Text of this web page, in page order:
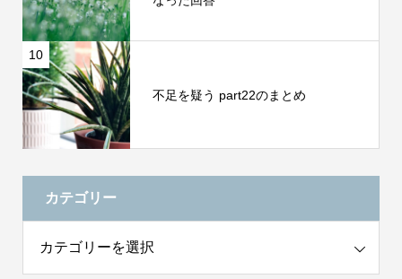
10
不足を疑う part22のまとめ
カテゴリー